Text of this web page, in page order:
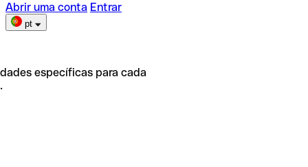
Abrir uma conta Entrar
pt
específicas para cada